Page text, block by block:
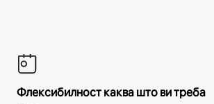
Флексибилност каква што ви треба